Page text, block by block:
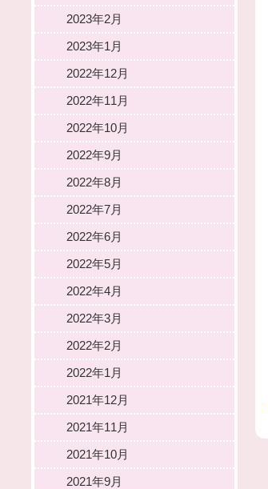
2023年2月
2023年1月
2022年12月
2022年11月
2022年10月
2022年9月
2022年8月
2022年7月
2022年6月
2022年5月
2022年4月
2022年3月
2022年2月
2022年1月
2021年12月
2021年11月
2021年10月
2021年9月